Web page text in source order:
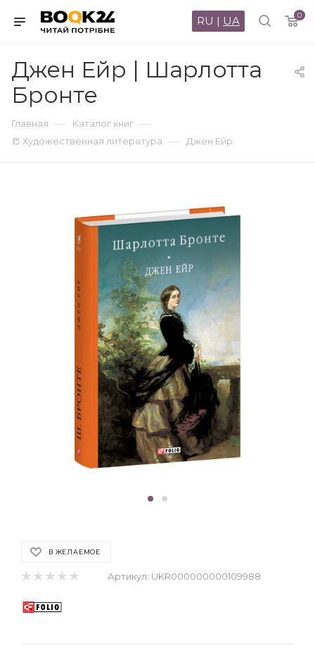
0
RU | UA
Джен Ейр | Шарлотта
Бронте
Главная — Каталог книг —
📒 Художественная литература — Джен Ейр
В ЖЕЛАЕМОЕ
Артикул: UKR000000000109988